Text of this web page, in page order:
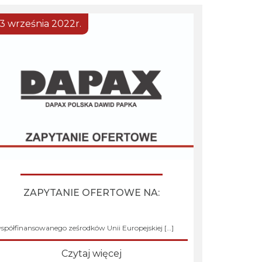
września 2022r.
ZAPYTANIE OFERTOWE NA:
terenu pod budynki 2 hal
ześrodków Unii Europejskiej […]
Czytaj więcej